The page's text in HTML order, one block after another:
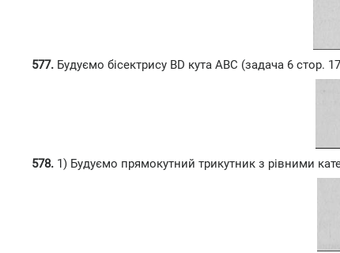
577. Будуємо бісектрису ВD кута ABC (задача 6 стор.
578. 1) Будуємо прямокутний трикутник з рівними